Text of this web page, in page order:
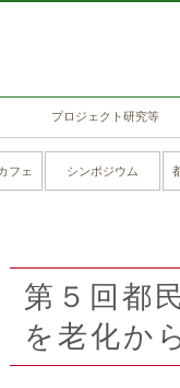
プロジェクト研究等
フェ シンポジウム
第５回都
を老化か